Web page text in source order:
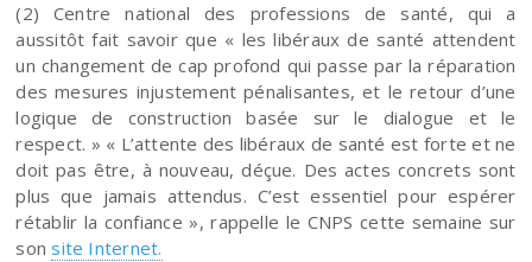
(2) Centre national des professions de santé, qui a
aussitôt fait savoir que « les libéraux de santé attendent
un changement de cap profond qui passe par la réparation
des mesures injustement pénalisantes, et le retour d’une
logique de construction basée sur le dialogue et le
respect. » « L’attente des libéraux de santé est forte et ne
doit pas être, à nouveau, déçue. Des actes concrets sont
plus que jamais attendus. C’est essentiel pour espérer
rétablir la confiance », rappelle le CNPS cette semaine sur
sonsite Internet.